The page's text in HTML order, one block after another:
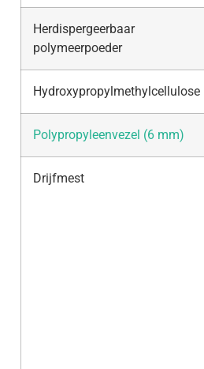
Herdispergeerbaar
polymeerpoeder
Hydroxypropylmethylcellulose
Polypropyleenvezel (6 mm)
Drijfmest